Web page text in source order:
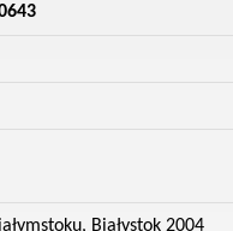
Białystok 2004